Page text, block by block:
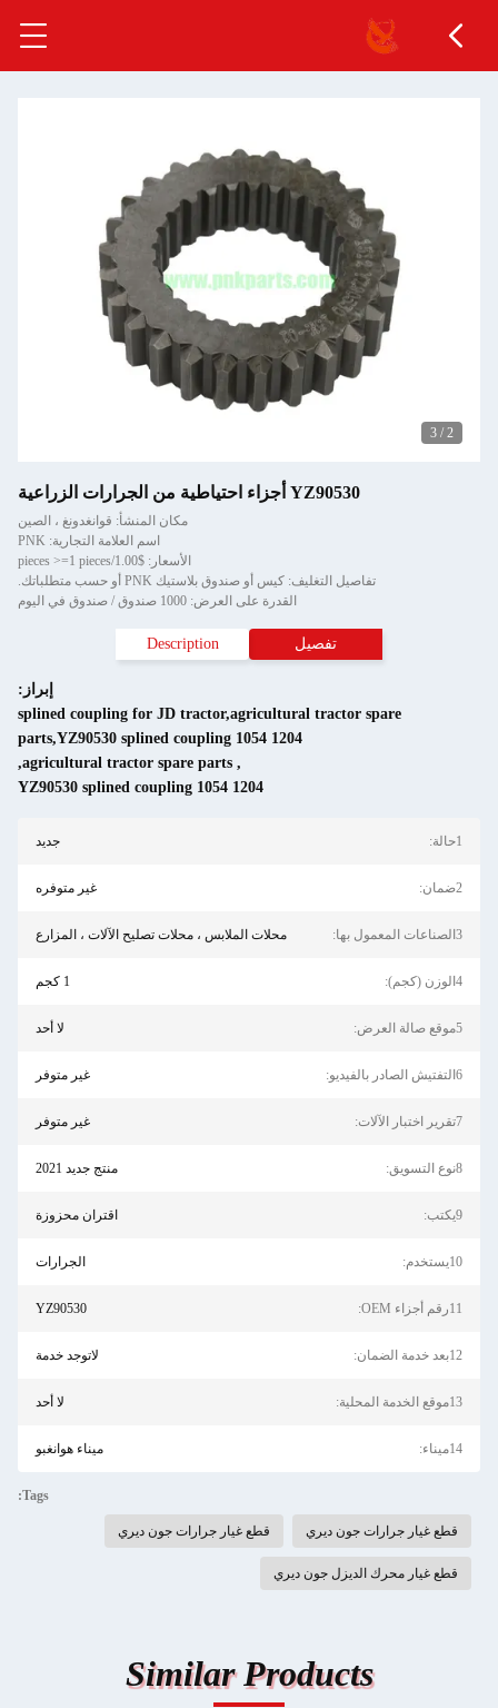
2
/
3
YZ90530 أجزاء احتياطية من الجرارات الزراعية
مكان المنشأ: قوانغدونغ ، الصين
اسم العلامة التجارية: PNK
الأسعار: $1.00/pieces >=1 pieces
تفاصيل التغليف: كيس أو صندوق بلاستيك PNK أو حسب متطلباتك.
القدرة على العرض: 1000 صندوق / صندوق في اليوم
تفصيل Description
إبراز:
splined coupling for JD tractor,agricultural tractor spare
parts,YZ90530 splined coupling 1054 1204
,
agricultural tractor spare parts
,
YZ90530 splined coupling 1054 1204
1حالة: جديد
2ضمان: غير متوفره
3الصناعات المعمول بها: محلات الملابس ، محلات تصليح الآلات ، المزارع
4الوزن (كجم): 1 كجم
5موقع صالة العرض: لا أحد
6التفتيش الصادر بالفيديو: غير متوفر
7تقرير اختبار الآلات: غير متوفر
8نوع التسويق: منتج جديد 2021
9يكتب: اقتران محزوزة
10يستخدم: الجرارات
11رقم أجزاء OEM: YZ90530
12بعد خدمة الضمان: لاتوجد خدمة
13موقع الخدمة المحلية: لا أحد
14ميناء: ميناء هوانغبو
Tags:
قطع غيار جرارات جون ديري قطع غيار جرارات جون ديري
قطع غيار محرك الديزل جون ديري
Similar Products